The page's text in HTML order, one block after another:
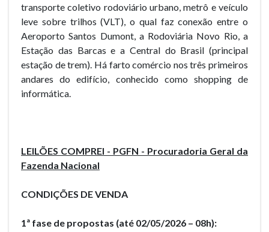
transporte coletivo rodoviário urbano, metrô e veículo
leve sobre trilhos (VLT), o qual faz conexão entre o
Aeroporto Santos Dumont, a Rodoviária Novo Rio, a
Estação das Barcas e a Central do Brasil (principal
estação de trem). Há farto comércio nos três primeiros
andares do edifício, conhecido como shopping de
informática.
LEILÕES COMPREI - PGFN - Procuradoria Geral da
Fazenda Nacional
CONDIÇÕES DE VENDA
1ª fase de propostas (até 02/05/2026 – 08h):